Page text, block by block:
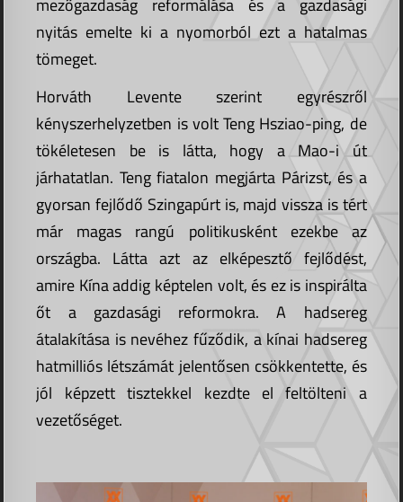
nyitás emelte ki a nyomorból ezt a hatalmas
tömeget.
Horváth Levente szerint egyrészről
kényszerhelyzetben is volt Teng Hsziao-ping, de
tökéletesen be is látta, hogy a Mao-i út
járhatatlan. Teng fiatalon megjárta Párizst, és a
gyorsan fejlődő Szingapúrt is, majd vissza is tért
már magas rangú politikusként ezekbe az
országba. Látta azt az elképesztő fejlődést,
amire Kína addig képtelen volt, és ez is inspirálta
őt a gazdasági reformokra. A hadsereg
átalakítása is nevéhez fűződik, a kínai hadsereg
hatmilliós létszámát jelentősen csökkentette, és
jól képzett tisztekkel kezdte el feltölteni a
vezetőséget.